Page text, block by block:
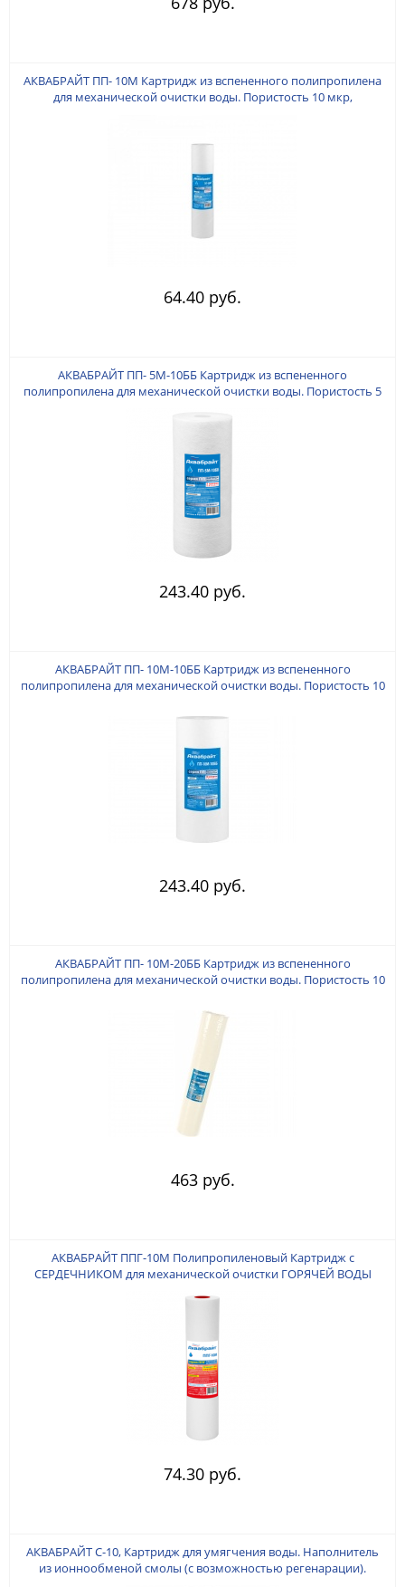
АКВАБРАЙТ ПП- 10M Картридж из вспененного полипропилена
для механической очистки воды. Пористость 10 мкр,
64.40 руб.
АКВАБРАЙТ ПП- 5M-10ББ Картридж из вспененного
полипропилена для механической очистки воды. Пористость 5
255 мм ± 1,5 мм.
243.40 руб.
АКВАБРАЙТ ПП- 10M-10ББ Картридж из вспененного
полипропилена для механической очистки воды. Пористость 10
± 1 мм.
243.40 руб.
АКВАБРАЙТ ПП- 10M-20ББ Картридж из вспененного
полипропилена для механической очистки воды. Пористость 10
± 1 мм.
463 руб.
АКВАБРАЙТ ППГ-10М Полипропиленовый Картридж с
СЕРДЕЧНИКОМ для механической очистки ГОРЯЧЕЙ ВОДЫ
74.30 руб.
АКВАБРАЙТ С-10, Картридж для умягчения воды. Наполнитель
из ионнообменой смолы (с возможностью регенарации).